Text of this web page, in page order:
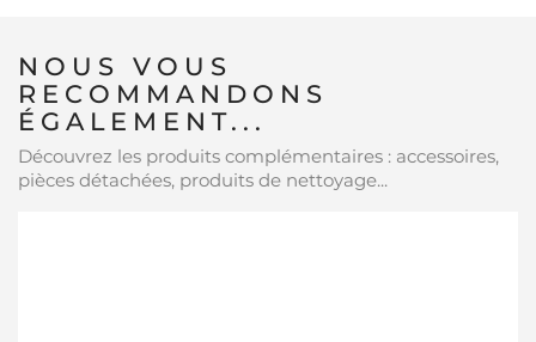
NOUS VOUS
RECOMMANDONS
ÉGALEMENT...
Découvrez les produits complémentaires : accessoires,
pièces détachées, produits de nettoyage...